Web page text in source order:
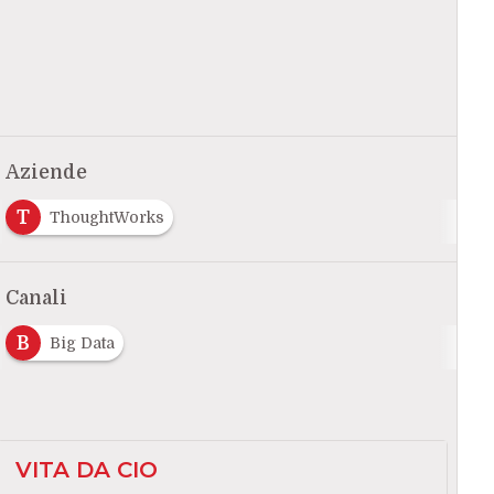
Aziende
T ThoughtWorks
Canali
B Big Data
VITA DA CIO